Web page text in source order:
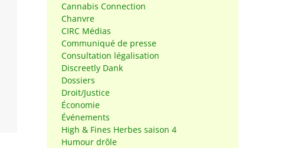
Cannabis Connection
Chanvre
CIRC Médias
Communiqué de presse
Consultation légalisation
Discreetly Dank
Dossiers
Droit/Justice
Économie
Événements
High & Fines Herbes saison 4
Humour drôle